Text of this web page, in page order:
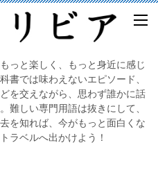
っと楽しく、もっと身近に感じ
書では味わえないエピソード、
を交えながら、思わず誰かに話
難しい専門用語は抜きにして、
を知れば、今がもっと面白くな
ラベルへ出かけよう！